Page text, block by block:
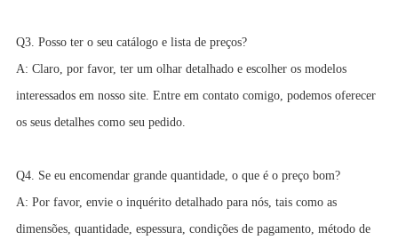
Q3. Posso ter o seu catálogo e lista de preços?
A: Claro, por favor, ter um olhar detalhado e escolher os modelos
interessados em nosso site. Entre em contato comigo, podemos oferecer
os seus detalhes como seu pedido.
Q4. Se eu encomendar grande quantidade, o que é o preço bom?
A: Por favor, envie o inquérito detalhado para nós, tais como as
dimensões, quantidade, espessura, condições de pagamento, método de